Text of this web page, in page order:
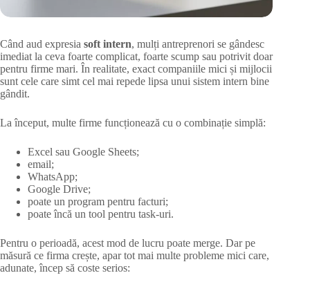
Când aud expresia soft intern, mulți antreprenori se gândesc
imediat la ceva foarte complicat, foarte scump sau potrivit doar
pentru firme mari. În realitate, exact companiile mici și mijlocii
sunt cele care simt cel mai repede lipsa unui sistem intern bine
gândit.
La început, multe firme funcționează cu o combinație simplă:
Excel sau Google Sheets;
email;
WhatsApp;
Google Drive;
poate un program pentru facturi;
poate încă un tool pentru task-uri.
Pentru o perioadă, acest mod de lucru poate merge. Dar pe
măsură ce firma crește, apar tot mai multe probleme mici care,
adunate, încep să coste serios: